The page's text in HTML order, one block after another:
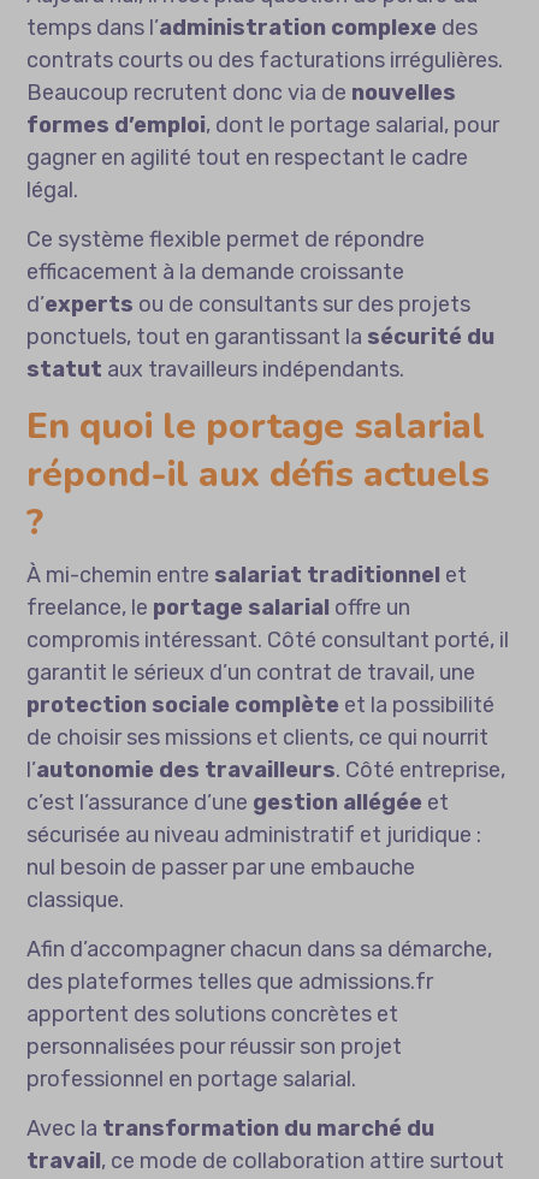
temps dans l’administration complexe des
contrats courts ou des facturations irrégulières.
Beaucoup recrutent donc via de nouvelles
formes d’emploi, dont le portage salarial, pour
gagner en agilité tout en respectant le cadre
légal.
Ce système flexible permet de répondre
efficacement à la demande croissante
d’experts ou de consultants sur des projets
ponctuels, tout en garantissant la sécurité du
statut aux travailleurs indépendants.
En quoi le portage salarial
répond-il aux défis actuels
?
À mi-chemin entre salariat traditionnel et
freelance, le portage salarial offre un
compromis intéressant. Côté consultant porté, il
garantit le sérieux d’un contrat de travail, une
protection sociale complète et la possibilité
de choisir ses missions et clients, ce qui nourrit
l’autonomie des travailleurs. Côté entreprise,
c’est l’assurance d’une gestion allégée et
sécurisée au niveau administratif et juridique :
nul besoin de passer par une embauche
classique.
Afin d’accompagner chacun dans sa démarche,
des plateformes telles que admissions.fr
apportent des solutions concrètes et
personnalisées pour réussir son projet
professionnel en portage salarial.
Avec la transformation du marché du
travail, ce mode de collaboration attire surtout